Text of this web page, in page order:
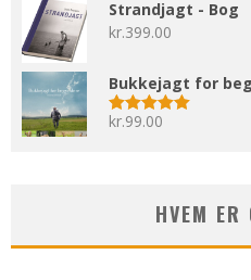
Strandjagt - Bog
kr.399.00
Bukkejagt for
Vurderet
kr.99.00
HVEM ER